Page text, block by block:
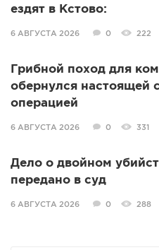
ездят в Кстово:
6 АВГУСТА 2026 0 222
Грибной поход для
обернулся настоящей
операцией
6 АВГУСТА 2026 0 331
Дело о двойном
передано в суд
6 АВГУСТА 2026 0 288